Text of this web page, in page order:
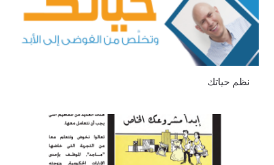
نظم حياتك